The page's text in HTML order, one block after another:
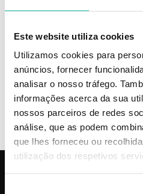
Este website utiliza cookies
Utilizamos cookies para
anúncios, fornecer
analisar o nosso tráfego.
informações acerca da sua
nossos parceiros de redes
análise, que as podem
que lhes forneceu ou
utilização dos respetivos
ADICIONAR